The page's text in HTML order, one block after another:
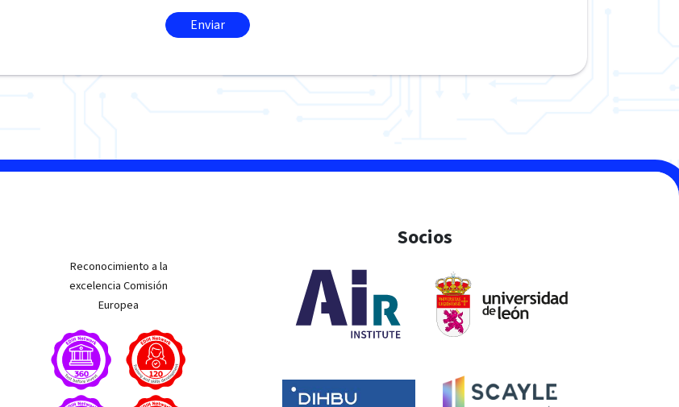
Reconocimiento a la
excelencia Comisión
Europea
Socios